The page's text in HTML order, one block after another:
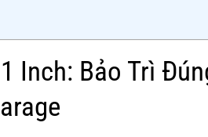
Inch: Bảo Trì